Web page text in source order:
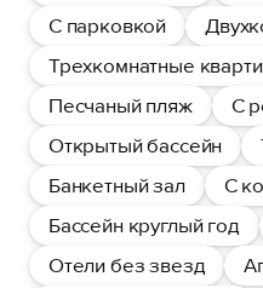
С парковкой
Трехкомнатные
Песчаный пляж
С
Открытый бассейн
Банкетный зал
С
Бассейн круглый год
Отели без звезд